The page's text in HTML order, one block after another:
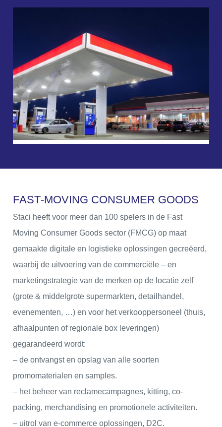
FAST-MOVING CONSUMER GOODS
Staci heeft voor meer dan 100 spelers in de Fast
Moving Consumer Goods sector (FMCG) op maat
gemaakte digitale en logistieke oplossingen gecreëerd,
waarbij de uitvoering van de commerciële – en
marketingstrategie van de merken op de locatie zelf
(grote & middelgrote supermarkten, detailhandel,
evenementen, …) en voor het verkooppersoneel (thuis,
afhaalpunten of regionale box leveringen)
gegarandeerd wordt:
– de ontvangst en opslag van alle soorten
promomaterialen en samples.
– het beheer van reclamecampagnes, kitting, co-
packing, merchandising en promotionele activiteiten.
– uitrol van e-commerce oplossingen, D2C.